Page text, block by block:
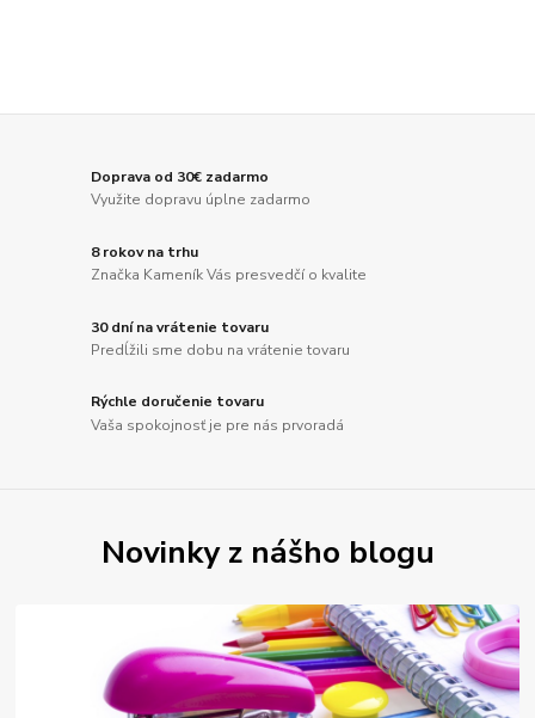
Doprava od 30€ zadarmo
Využite dopravu úplne zadarmo
8 rokov na trhu
Značka Kameník Vás presvedčí o kvalite
30 dní na vrátenie tovaru
Predĺžili sme dobu na vrátenie tovaru
Rýchle doručenie tovaru
Vaša spokojnosť je pre nás prvoradá
Novinky z nášho blogu